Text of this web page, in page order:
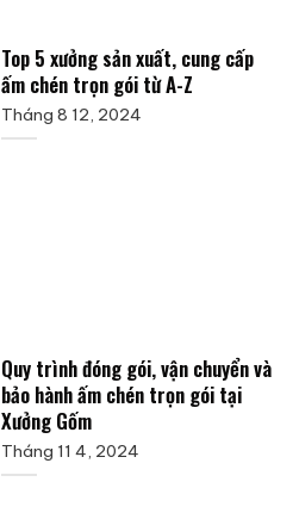
Top 5 xưởng sản xuất, cung cấp
ấm chén trọn gói từ A-Z
Tháng 8 12, 2024
Quy trình đóng gói, vận chuyển và
bảo hành ấm chén trọn gói tại
Xưởng Gốm
Tháng 11 4, 2024